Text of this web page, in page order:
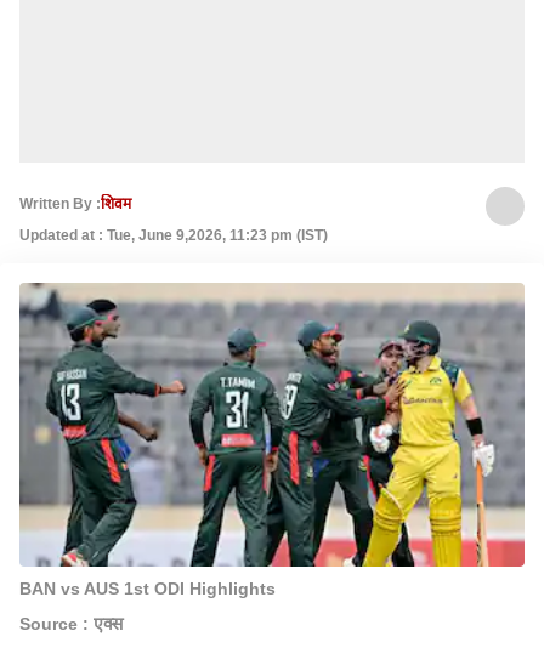
Written By :शिवम
Updated at : Tue, June 9,2026, 11:23 pm (IST)
BAN vs AUS 1st ODI Highlights
Source : एक्स